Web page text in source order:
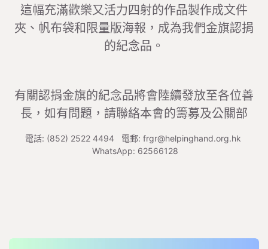
這幅充滿歡樂又活力四射的作品製作成文件
夾、帆布袋和限量版海報，成為我們金旗認捐
的紀念品。
有關認捐金旗的紀念品將會陸續發放至各位善
長，如有問題，請聯絡本會的籌募及公關部
電話: (852) 2522 4494 電郵: frgr@helpinghand.org.hk
WhatsApp: 62566128